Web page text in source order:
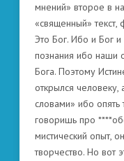
мнений» второе в
«священный» текст,
Это Бог. Ибо и Бог
познания ибо наши
Бога. Поэтому
открылся человеку,
словами» ибо
говоришь про
мистический опыт,
творчество. Но вот